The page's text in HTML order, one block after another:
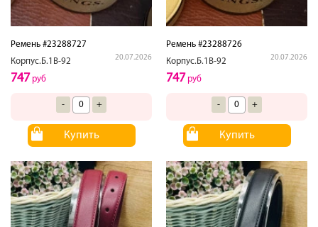
Ремень #23288727
Корпус.Б.1В-92
20.07.2026
747 руб
- +
Купить
Ремень #23288726
Корпус.Б.1В-92
20.07.2026
747 руб
- +
Купить